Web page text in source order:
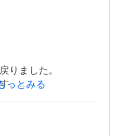
りました。
。
っとみる